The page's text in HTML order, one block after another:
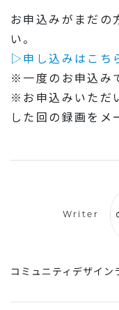
お申込みがまだの
い。
▷申し込みはこち
※一度のお申込み
※お申込みいただ
した回の録画をメ
Writer
コミュニティデザイン